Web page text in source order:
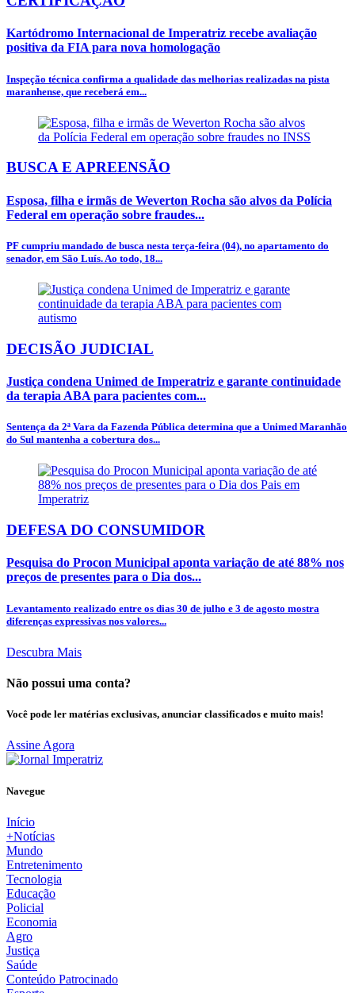
Kartódromo Internacional de Imperatriz recebe avaliação
positiva da FIA para nova homologação
Inspeção técnica confirma a qualidade das melhorias realizadas na pista
maranhense, que receberá em...
BUSCA E APREENSÃO
Esposa, filha e irmãs de Weverton Rocha são alvos da Polícia
Federal em operação sobre fraudes...
PF cumpriu mandado de busca nesta terça-feira (04), no apartamento do
senador, em São Luís. Ao todo, 18...
DECISÃO JUDICIAL
Justiça condena Unimed de Imperatriz e garante continuidade
da terapia ABA para pacientes com...
Sentença da 2ª Vara da Fazenda Pública determina que a Unimed Maranhão
do Sul mantenha a cobertura dos...
DEFESA DO CONSUMIDOR
Pesquisa do Procon Municipal aponta variação de até 88% nos
preços de presentes para o Dia dos...
Levantamento realizado entre os dias 30 de julho e 3 de agosto mostra
diferenças expressivas nos valores...
Descubra Mais
Não possui uma conta?
Você pode ler matérias exclusivas, anunciar classificados e muito mais!
Assine Agora
Navegue
Início
+Notícias
Mundo
Entretenimento
Tecnologia
Educação
Policial
Economia
Agro
Justiça
Saúde
Conteúdo Patrocinado